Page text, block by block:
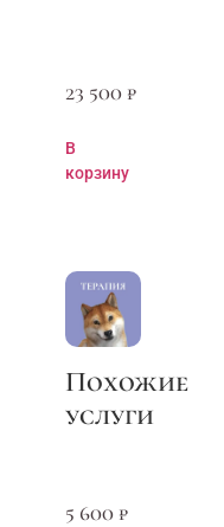
23 500 ₽
В
корзину
5 600 ₽